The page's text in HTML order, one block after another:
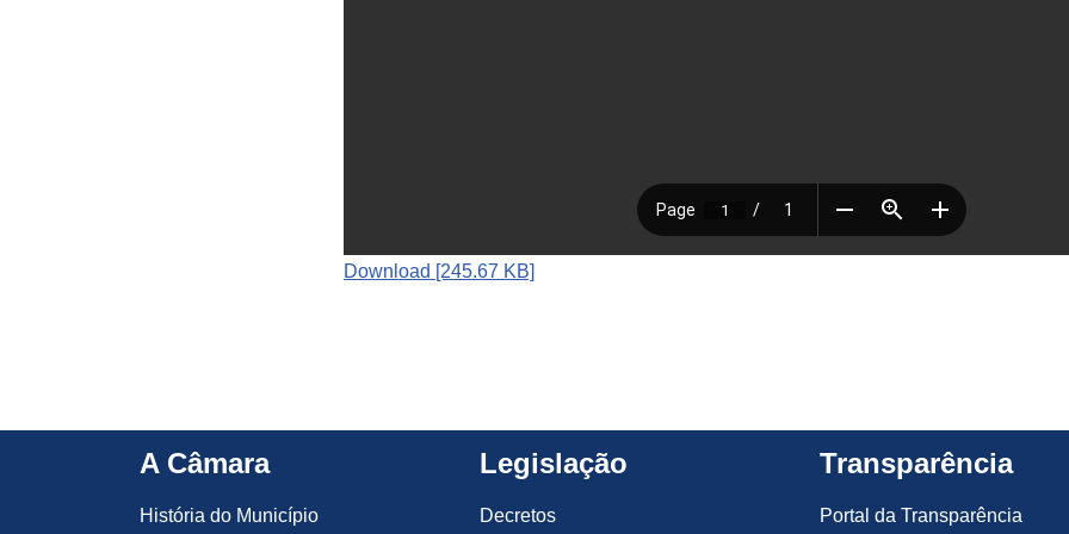
Download [245.67 KB]
A Câmara
História do Município
Legislação
Decretos
Transparência
Portal da Transparência